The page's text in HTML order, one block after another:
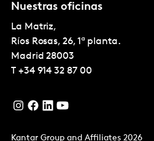
Nuestras oficinas
La Matriz,
Ríos Rosas, 26, 1ª planta.
Madrid 28003
T +34 914 32 87 00
Kantar Group and Affiliates 2026